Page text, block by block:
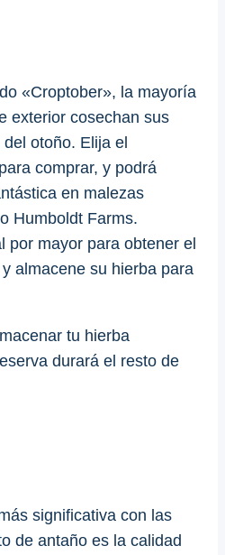
«Croptober», la mayoría
exterior cosechan sus
otoño. Elija el
comprar, y podrá
en malezas
Humboldt Farms.
por mayor para obtener el
almacene su hierba para
tu hierba
durará el resto de
significativa con las
de antaño es la calidad